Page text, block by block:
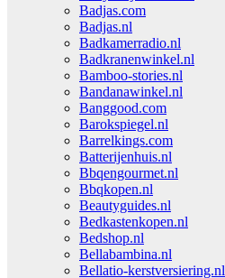
Badjas.com
Badjas.nl
Badkamerradio.nl
Badkranenwinkel.nl
Bamboo-stories.nl
Bandanawinkel.nl
Banggood.com
Barokspiegel.nl
Barrelkings.com
Batterijenhuis.nl
Bbqengourmet.nl
Bbqkopen.nl
Beautyguides.nl
Bedkastenkopen.nl
Bedshop.nl
Bellabambina.nl
Bellatio-kerstversiering.nl